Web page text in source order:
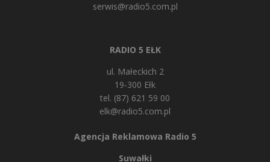
serwis@radio5.com.pl
RADIO 5 EŁK
ul. Małeckich 2
19-300 Ełk
tel. (87) 621 59 00
elk@radio5.com.pl
Agencja Reklamowa Radio 5
Suwałki